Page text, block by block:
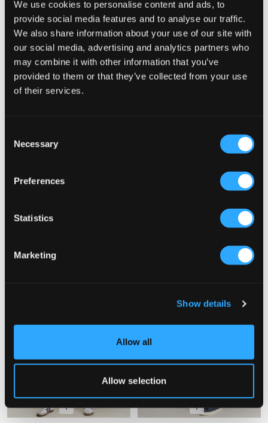
We use cookies to personalise content and ads, to
provide social media features and to analyse our traffic.
We also share information about your use of our site with
our social media, advertising and analytics partners who
may combine it with other information that you’ve
provided to them or that they’ve collected from your use
of their services.
Selection
Necessary
Preferences
Statistics
Marketing
Show details
Allow all
Allow selection
SALE